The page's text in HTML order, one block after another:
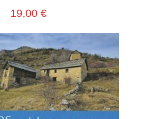
19,00 €